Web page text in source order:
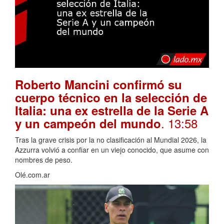
Roberto Mancini confirmó su
cuerpo técnico en la selección de
Italia: una ex estrella de la Serie A
y un campeón del mundo. 13:58
Tras la grave crisis por la no clasificación al Mundial 2026, la
Azzurra volvió a confiar en un viejo conocido, que asume con
nombres de peso.
Olé.com.ar